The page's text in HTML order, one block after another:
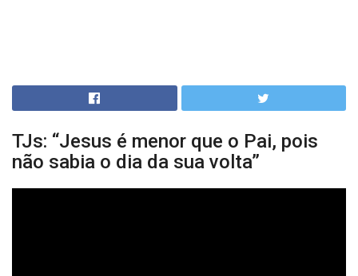
TJs: “Jesus é menor que o Pai, pois
não sabia o dia da sua volta”